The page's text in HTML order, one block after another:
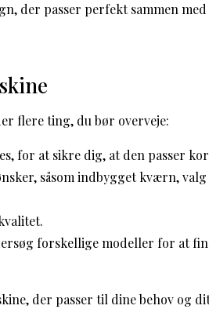
der passer perfekt sammen med
flere ting, du bør overveje:
for at sikre dig, at den passer
såsom indbygget kværn,
forskellige modeller for at
der passer til dine behov og